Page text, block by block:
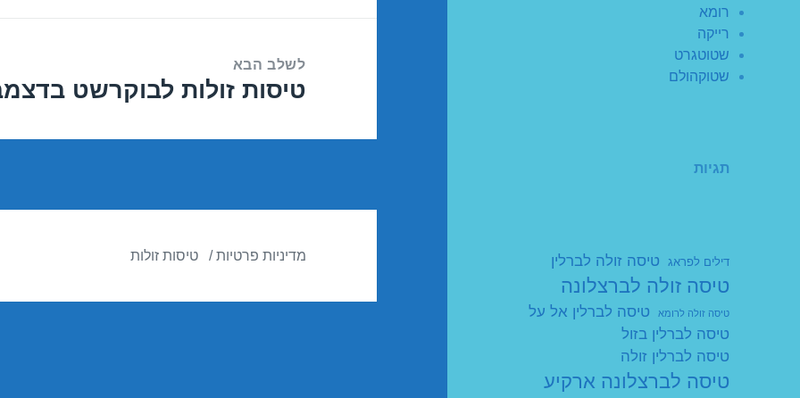
רומא
רייקה
שטוטגרט
שטוקהולם
תגיות
דילים לפראג טיסה זולה לברלין
טיסה זולה לברצלונה
טיסה זולה לרומא
טיסה לברלין אל על
טיסה לברלין בזול
טיסה לברלין זולה
טיסה לברצלונה ארקיע
לשלב הבא
הפוסט
טיסות זולות לבוקרשט בדצמבר 24/12/
מדיניות פרטיות טיסות זולות